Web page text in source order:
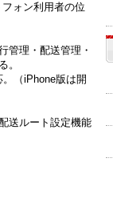
ォン利用者の位
管理・配送管理・
。
（iPhone版は開
送ルート設定機能